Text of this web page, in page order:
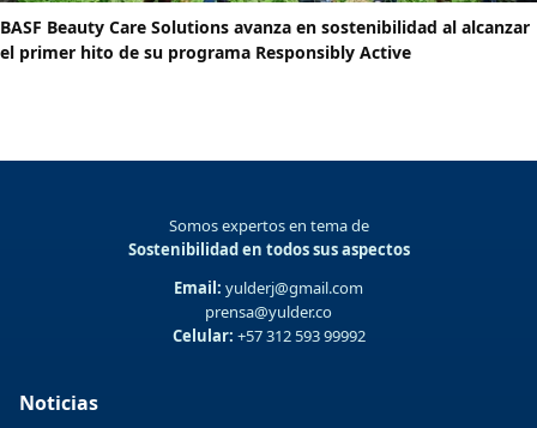
BASF Beauty Care Solutions avanza en sostenibilidad al alcanzar
el primer hito de su programa Responsibly Active
Somos expertos en tema de
Sostenibilidad en todos sus aspectos
Email: yulderj@gmail.com
prensa@yulder.co
Celular: +57 312 593 99992
Noticias